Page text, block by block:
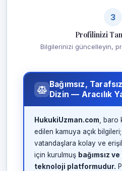
3
Profilinizi
Bilgilerinizi güncelleyin,
Bağımsız,
Dizin — Aracılık
HukukiUzman.com , baro
edilen kamuya açık
vatandaşlara kolay ve
için kurulmuş bağımsız
teknoloji platformudur.